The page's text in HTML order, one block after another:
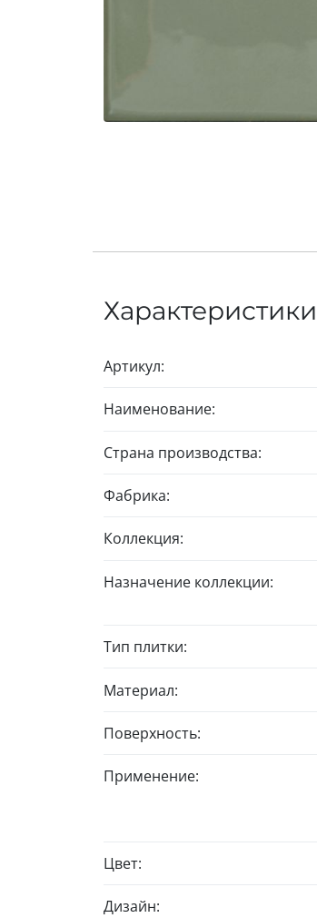
Характеристики
Артикул:
Наименование:
Страна производства:
Фабрика:
Коллекция:
Назначение коллекции:
Тип плитки:
Материал:
Поверхность:
Применение:
Цвет:
Дизайн: